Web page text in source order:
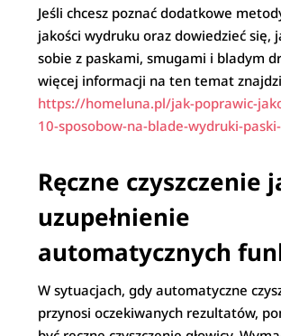
Jeśli chcesz poznać dodatkowe
jakości wydruku oraz dowiedzieć się,
sobie z paskami, smugami i bladym
więcej informacji na ten temat
https://homeluna.pl/jak-poprawic-
10-sposobow-na-blade-wydruki-
Ręczne czyszczenie
uzupełnienie
automatycznych
W sytuacjach, gdy automatyczne
przynosi oczekiwanych rezultatów,